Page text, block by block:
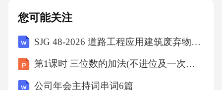
您可能关注
SJG 48-2026 道路工程应用建筑废弃物再生产品技术标准
第1课时 三位数的加法(不进位及一次进位)
公司年会主持词串词6篇